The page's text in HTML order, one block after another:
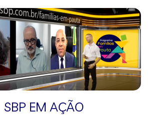
SBP EM AÇÃO